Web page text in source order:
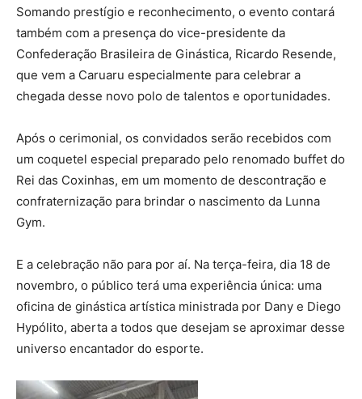
Somando prestígio e reconhecimento, o evento contará
também com a presença do vice-presidente da
Confederação Brasileira de Ginástica, Ricardo Resende,
que vem a Caruaru especialmente para celebrar a
chegada desse novo polo de talentos e oportunidades.
Após o cerimonial, os convidados serão recebidos com
um coquetel especial preparado pelo renomado buffet do
Rei das Coxinhas, em um momento de descontração e
confraternização para brindar o nascimento da Lunna
Gym.
E a celebração não para por aí. Na terça-feira, dia 18 de
novembro, o público terá uma experiência única: uma
oficina de ginástica artística ministrada por Dany e Diego
Hypólito, aberta a todos que desejam se aproximar desse
universo encantador do esporte.